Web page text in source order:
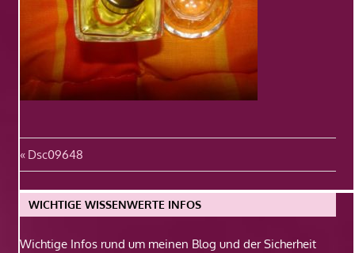
Beitragsnavigation
Vorheriger
Beitrag:
Dsc09648
WICHTIGE WISSENWERTE INFOS
Wichtige Infos rund um meinen Blog und der Sicherheit